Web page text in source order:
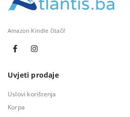
Amazon Kindle čitači!
Uvjeti prodaje
Uslovi korištenja
Korpa